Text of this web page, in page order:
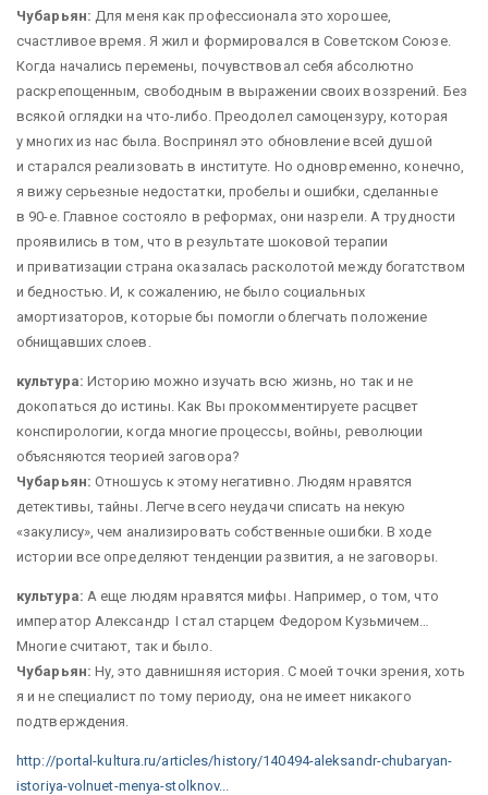
Чубарьян: Для меня как профессионала это хорошее,
счастливое время. Я жил и формировался в Советском Союзе.
Когда начались перемены, почувствовал себя абсолютно
раскрепощенным, свободным в выражении своих воззрений. Без
всякой оглядки на что-либо. Преодолел самоцензуру, которая
у многих из нас была. Воспринял это обновление всей душой
и старался реализовать в институте. Но одновременно, конечно,
я вижу серьезные недостатки, пробелы и ошибки, сделанные
в 90-е. Главное состояло в реформах, они назрели. А трудности
проявились в том, что в результате шоковой терапии
и приватизации страна оказалась расколотой между богатством
и бедностью. И, к сожалению, не было социальных
амортизаторов, которые бы помогли облегчать положение
обнищавших слоев.
культура: Историю можно изучать всю жизнь, но так и не
докопаться до истины. Как Вы прокомментируете расцвет
конспирологии, когда многие процессы, войны, революции
объясняются теорией заговора?
Чубарьян: Отношусь к этому негативно. Людям нравятся
детективы, тайны. Легче всего неудачи списать на некую
«закулису», чем анализировать собственные ошибки. В ходе
истории все определяют тенденции развития, а не заговоры.
культура: А еще людям нравятся мифы. Например, о том, что
император Александр I стал старцем Федором Кузьмичем…
Многие считают, так и было.
Чубарьян: Ну, это давнишняя история. С моей точки зрения, хоть
я и не специалист по тому периоду, она не имеет никакого
подтверждения.
http://portal-kultura.ru/articles/history/140494-aleksandr-chubaryan-
istoriya-volnuet-menya-stolknov...